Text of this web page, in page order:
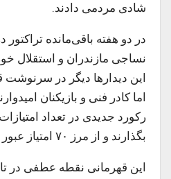
شادی مردمی دادند.
در دو هفته باقی‌مانده
نساجی مازندران و استقلال
این دیدارها دیگر در سرنوشت
اما کادر فنی و بازیکنان
رکورد جدیدی در تعداد
بگذارند و از مرز ۷۰ امتیاز عبور کنند.
این قهرمانی نقطه عطفی در